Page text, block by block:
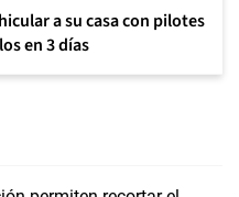
a su casa con pilotes
en 3 días